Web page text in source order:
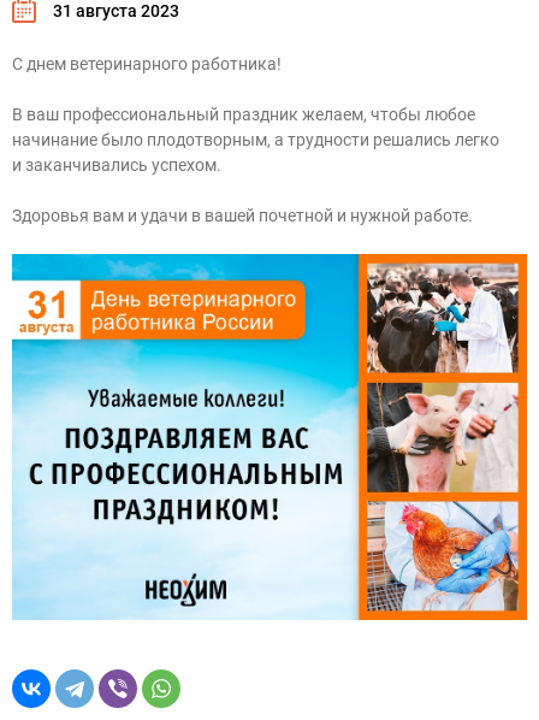
31 августа 2023
С днем ветеринарного работника!
В ваш профессиональный праздник желаем, чтобы любое
начинание было плодотворным, а трудности решались легко
и заканчивались успехом.
Здоровья вам и удачи в вашей почетной и нужной работе.